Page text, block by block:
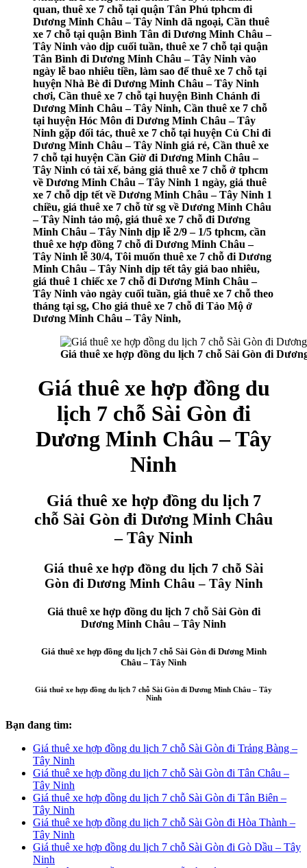
quan, thuê xe 7 chỗ tại quận Tân Phú tphcm đi
Dương Minh Châu – Tây Ninh dã ngoại, Cần thuê
xe 7 chỗ tại quận Bình Tân đi Dương Minh Châu –
Tây Ninh vào dịp cuối tuần, thuê xe 7 chỗ tại quận
Tân Bình đi Dương Minh Châu – Tây Ninh vào
ngày lễ bao nhiêu tiền, làm sao để thuê xe 7 chỗ tại
huyện Nhà Bè đi Dương Minh Châu – Tây Ninh
chơi, Cần thuê xe 7 chỗ tại huyện Bình Chánh đi
Dương Minh Châu – Tây Ninh, Cần thuê xe 7 chỗ
tại huyện Hóc Môn đi Dương Minh Châu – Tây
Ninh gặp đối tác, thuê xe 7 chỗ tại huyện Củ Chi đi
Dương Minh Châu – Tây Ninh giá rẻ, Cần thuê xe
7 chỗ tại huyện Cần Giờ đi Dương Minh Châu –
Tây Ninh có tài xế, bảng giá thuê xe 7 chỗ ở tphcm
về Dương Minh Châu – Tây Ninh 1 ngày, giá thuê
xe 7 chỗ dịp tết về Dương Minh Châu – Tây Ninh 1
chiều, giá thuê xe 7 chỗ từ sg về Dương Minh Châu
– Tây Ninh tảo mộ, giá thuê xe 7 chỗ đi Dương
Minh Châu – Tây Ninh dịp lễ 2/9 – 1/5 tphcm, cần
thuê xe hợp đồng 7 chỗ đi Dương Minh Châu –
Tây Ninh lễ 30/4, Tôi muốn thuê xe 7 chỗ đi Dương
Minh Châu – Tây Ninh dịp tết tây giá bao nhiêu,
giá thuê 1 chiếc xe 7 chỗ đi Dương Minh Châu –
Tây Ninh vào ngày cuối tuần, giá thuê xe 7 chỗ theo
tháng tại sg, Cho giá thuê xe 7 chỗ đi Tảo Mộ ở
Dương Minh Châu – Tây Ninh,
Giá thuê xe hợp đồng du lịch 7 chỗ Sài Gòn đi
Giá thuê xe hợp đồng du
lịch 7 chỗ Sài Gòn đi
Dương Minh Châu – Tây
Ninh
Giá thuê xe hợp đồng du lịch 7
chỗ Sài Gòn đi Dương Minh Châu
– Tây Ninh
Giá thuê xe hợp đồng du lịch 7 chỗ Sài
Gòn đi Dương Minh Châu – Tây Ninh
Giá thuê xe hợp đồng du lịch 7 chỗ Sài Gòn đi
Dương Minh Châu – Tây Ninh
Giá thuê xe hợp đồng du lịch 7 chỗ Sài Gòn đi Dương Minh
Châu – Tây Ninh
Giá thuê xe hợp đồng du lịch 7 chỗ Sài Gòn đi Dương Minh Châu – Tây
Ninh
Bạn đang tìm:
Giá thuê xe hợp đồng du lịch 7 chỗ Sài Gòn đi Trảng Bàng –
Tây Ninh
Giá thuê xe hợp đồng du lịch 7 chỗ Sài Gòn đi Tân Châu –
Tây Ninh
Giá thuê xe hợp đồng du lịch 7 chỗ Sài Gòn đi Tân Biên –
Tây Ninh
Giá thuê xe hợp đồng du lịch 7 chỗ Sài Gòn đi Hòa Thành –
Tây Ninh
Giá thuê xe hợp đồng du lịch 7 chỗ Sài Gòn đi Gò Dầu – Tây
Ninh